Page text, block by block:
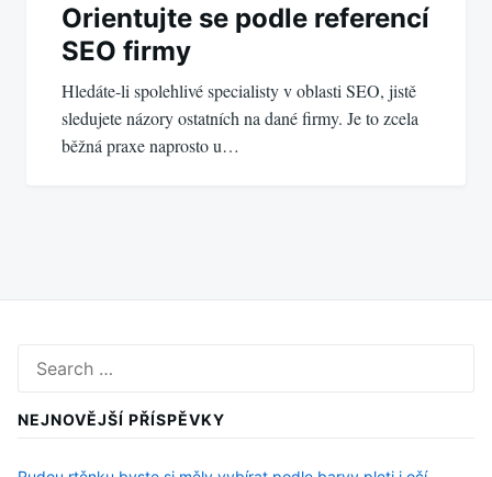
Orientujte se podle referencí
SEO firmy
Hledáte-li spolehlivé specialisty v oblasti SEO, jistě
sledujete názory ostatních na dané firmy. Je to zcela
běžná praxe naprosto u…
for:
NEJNOVĚJŠÍ PŘÍSPĚVKY